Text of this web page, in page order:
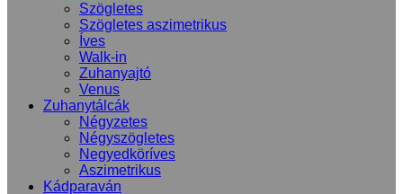
Szögletes
Szögletes aszimetrikus
Íves
Walk-in
Zuhanyajtó
Venus
Zuhanytálcák
Négyzetes
Négyszögletes
Negyedköríves
Aszimetrikus
Kádparaván